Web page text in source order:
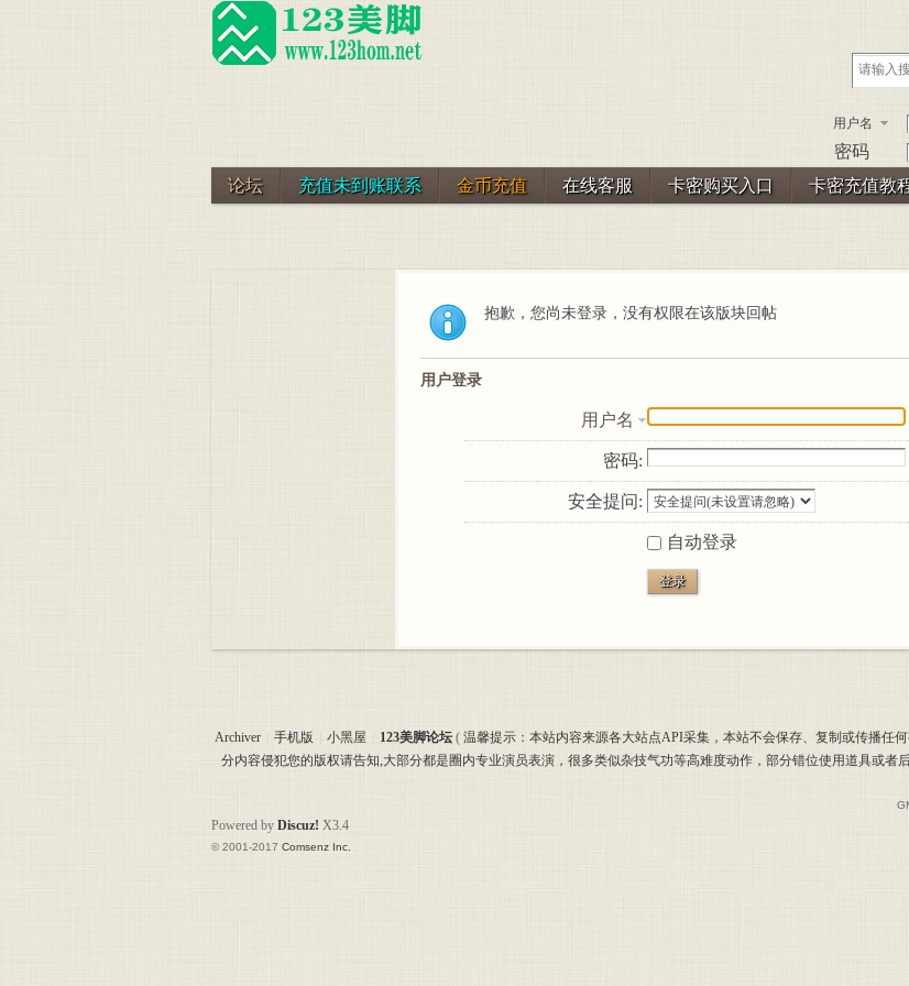
用户名
密码
论坛 充值未到账联系 金币充值 在线客服 卡密购买入口 卡密充值教
抱歉，您尚未登录，没有权限在该版块回帖
用户登录
用户名
密码:
安全提问:
自动登录
登录
Archiver 手机版 小黑屋 123美脚论坛 ( 温馨提示：本站内容来源各大站点API采集，本站不会保存、复制或传播任
分内容侵犯您的版权请告知,大部分都是圈内专业演员表演，很多类似杂技气功等高难度动作，部分错位使用道具或
Powered by Discuz! X3.4
© 2001-2017 Comsenz Inc.